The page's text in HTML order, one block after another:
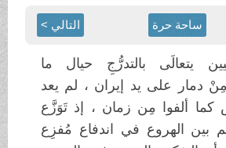
ساحة حرة التالي >
يتعالَى بالتدرُّجِ حيال ما
دمار على يد إيران ، لم يعد
ألفوا مِن زمان ، إذ تَوَزَّع
بين الهروع في اندفاع مُفزِع